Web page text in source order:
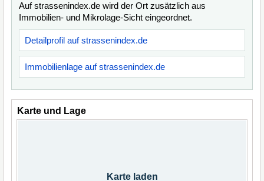
Auf strassenindex.de wird der Ort zusätzlich aus
Immobilien- und Mikrolage-Sicht eingeordnet.
Detailprofil auf strassenindex.de
Immobilienlage auf strassenindex.de
Karte und Lage
Karte laden